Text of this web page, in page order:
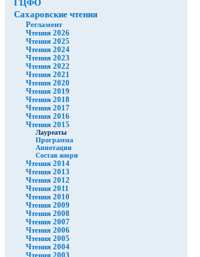
ГЦФО
Сахаровские чтения
Регламент
Чтения 2026
Чтения 2025
Чтения 2024
Чтения 2023
Чтения 2022
Чтения 2021
Чтения 2020
Чтения 2019
Чтения 2018
Чтения 2017
Чтения 2016
Чтения 2015
Лауреаты
Программа
Аннотации
Состав жюри
Чтения 2014
Чтения 2013
Чтения 2012
Чтения 2011
Чтения 2010
Чтения 2009
Чтения 2008
Чтения 2007
Чтения 2006
Чтения 2005
Чтения 2004
Чтения 2003